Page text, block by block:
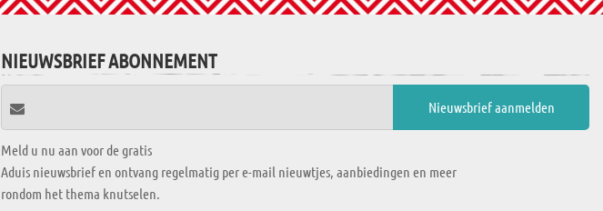
NIEUWSBRIEF ABONNEMENT
Meld u nu aan voor de gratis
Aduis nieuwsbrief en ontvang regelmatig per e-mail nieuwtjes, aanbiedingen en meer
rondom het thema knutselen.